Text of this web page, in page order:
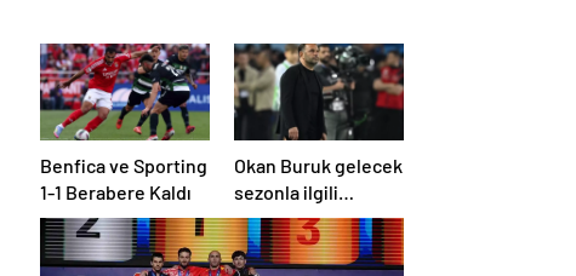
Benfica ve Sporting
1-1 Berabere Kaldı
Okan Buruk gelecek
sezonla ilgili
ipucunu verdi: Bu
sene 3, seneye de 4